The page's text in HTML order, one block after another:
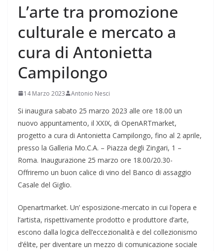
L’arte tra promozione
culturale e mercato a
cura di Antonietta
Campilongo
14 Marzo 2023 Antonio Nesci
Si inaugura sabato 25 marzo 2023 alle ore 18.00 un
nuovo appuntamento, il XXIX, di OpenARTmarket,
progetto a cura di Antonietta Campilongo, fino al 2 aprile,
presso la Galleria Mo.C.A. – Piazza degli Zingari, 1 –
Roma. Inaugurazione 25 marzo ore 18.00/20.30-
Offriremo un buon calice di vino del Banco di assaggio
Casale del Giglio.
Openartmarket. Un’ esposizione-mercato in cui l’opera e
l’artista, rispettivamente prodotto e produttore d’arte,
escono dalla logica dell’eccezionalità e del collezionismo
d’élite, per diventare un mezzo di comunicazione sociale